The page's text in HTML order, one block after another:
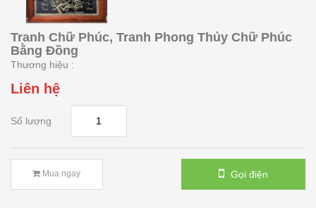
Tranh Chữ Phúc, Tranh Phong Thủy Chữ Phúc
Bằng Đồng
Thương hiệu :
Liên hệ
Số lượng
Mua ngay Gọi điện